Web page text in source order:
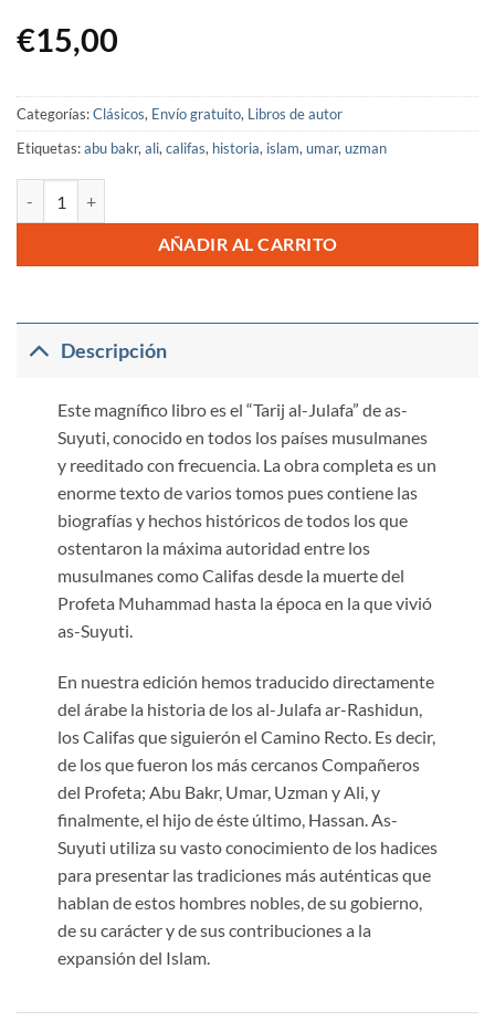
€15,00
Categorías:Clásicos, Envío gratuito, Libros de autor
Etiquetas:abu bakr,ali,califas, historia, islam,umar,uzman
AÑADIR AL CARRITO
Descripción
Este magnífico libro es el “Tarij al-Julafa” de as-
Suyuti, conocido en todos los países musulmanes
y reeditado con frecuencia. La obra completa es un
enorme texto de varios tomos pues contiene las
biografías y hechos históricos de todos los que
ostentaron la máxima autoridad entre los
musulmanes como Califas desde la muerte del
Profeta Muhammad hasta la época en la que vivió
as-Suyuti.
En nuestra edición hemos traducido directamente
del árabe la historia de los al-Julafa ar-Rashidun,
los Califas que siguierón el Camino Recto. Es decir,
de los que fueron los más cercanos Compañeros
del Profeta; Abu Bakr, Umar, Uzman y Ali, y
finalmente, el hijo de éste último, Hassan. As-
Suyuti utiliza su vasto conocimiento de los hadices
para presentar las tradiciones más auténticas que
hablan de estos hombres nobles, de su gobierno,
de su carácter y de sus contribuciones a la
expansión del Islam.